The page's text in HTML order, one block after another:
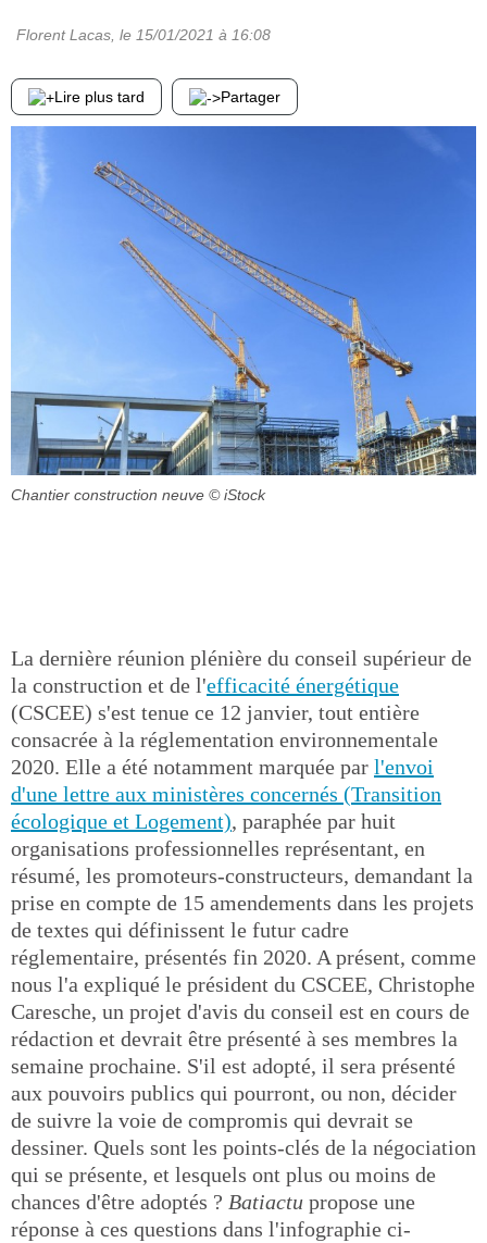
Florent Lacas , le 15/01/2021 à 16:08
Lire plus tard Partager
Chantier construction neuve © iStock
La dernière réunion plénière du conseil supérieur de
la construction et de l'efficacité énergétique
(CSCEE) s'est tenue ce 12 janvier, tout entière
consacrée à la réglementation environnementale
2020. Elle a été notamment marquée par l'envoi
d'une lettre aux ministères concernés (Transition
écologique et Logement), paraphée par huit
organisations professionnelles représentant, en
résumé, les promoteurs-constructeurs, demandant la
prise en compte de 15 amendements dans les projets
de textes qui définissent le futur cadre
réglementaire, présentés fin 2020. A présent, comme
nous l'a expliqué le président du CSCEE, Christophe
Caresche, un projet d'avis du conseil est en cours de
rédaction et devrait être présenté à ses membres la
semaine prochaine. S'il est adopté, il sera présenté
aux pouvoirs publics qui pourront, ou non, décider
de suivre la voie de compromis qui devrait se
dessiner. Quels sont les points-clés de la négociation
qui se présente, et lesquels ont plus ou moins de
chances d'être adoptés ? Batiactu propose une
réponse à ces questions dans l'infographie ci-